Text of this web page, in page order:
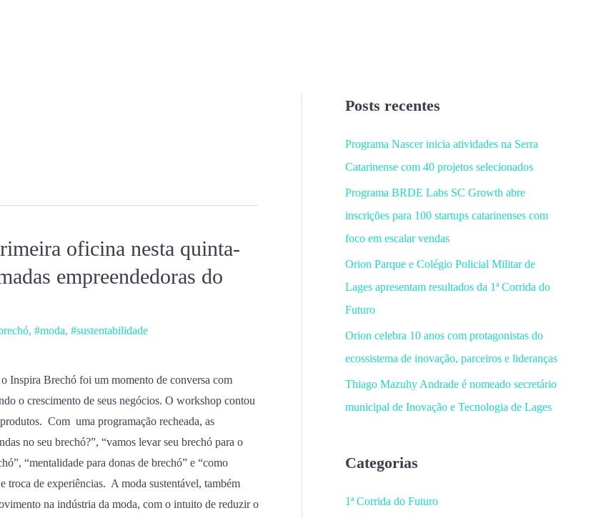
oficina nesta quinta-
empreendedoras do
, #moda, #sustentabilidade
Inspira Brechó foi um momento de conversa com
o crescimento de seus negócios. O workshop contou
Com uma programação recheada, as
no seu brechó?”, “vamos levar seu brechó para o
“mentalidade para donas de brechó” e “como
troca de experiências. A moda sustentável, também
na indústria da moda, com o intuito de reduzir o
Posts recentes
Programa Nascer inicia atividades na Serra
Catarinense com 40 projetos selecionados
Programa BRDE Labs SC Growth abre
inscrições para 100 startups catarinenses com
foco em escalar vendas
Orion Parque e Colégio Policial Militar de
Lages apresentam resultados da 1ª Corrida do
Futuro
Orion celebra 10 anos com protagonistas do
ecossistema de inovação, parceiros e lideranças
Thiago Mazuhy Andrade é nomeado secretário
municipal de Inovação e Tecnologia de Lages
Categorias
1ª Corrida do Futuro